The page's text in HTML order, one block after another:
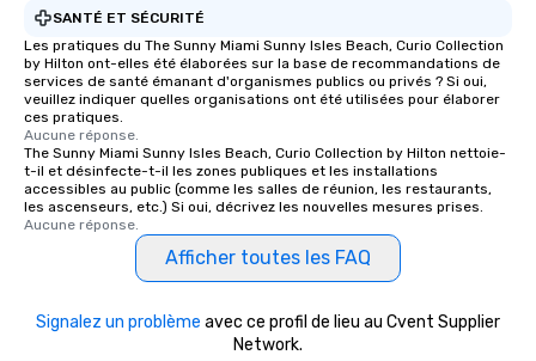
SANTÉ ET SÉCURITÉ
Les pratiques du The Sunny Miami Sunny Isles Beach, Curio Collection
by Hilton ont-elles été élaborées sur la base de recommandations de
services de santé émanant d'organismes publics ou privés ? Si oui,
veuillez indiquer quelles organisations ont été utilisées pour élaborer
ces pratiques.
Aucune réponse.
The Sunny Miami Sunny Isles Beach, Curio Collection by Hilton nettoie-
t-il et désinfecte-t-il les zones publiques et les installations
accessibles au public (comme les salles de réunion, les restaurants,
les ascenseurs, etc.) Si oui, décrivez les nouvelles mesures prises.
Aucune réponse.
Afficher toutes les FAQ
Signalez un problème avec ce profil de lieu au Cvent Supplier
Network.